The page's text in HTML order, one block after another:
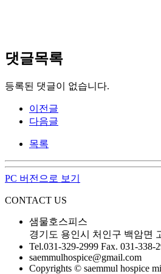
댓글목록
등록된 댓글이 없습니다.
이전글
다음글
목록
PC 버전으로 보기
CONTACT US
샘물호스피스
경기도 용인시 처인구 백암면
Tel.031-329-2999 Fax. 031-338-
saemmulhospice@gmail.com
Copyrights © saemmul hospice